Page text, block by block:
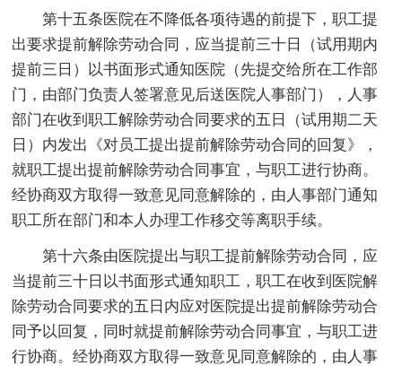
第十五条医院在不降低各项待遇的前提下，职工提
出要求提前解除劳动合同，应当提前三十日（试用期内
提前三日）以书面形式通知医院（先提交给所在工作部
门，由部门负责人签署意见后送医院人事部门），人事
部门在收到职工解除劳动合同要求的五日（试用期二天
日）内发出《对员工提出提前解除劳动合同的回复》，
就职工提出提前解除劳动合同事宜，与职工进行协商。
经协商双方取得一致意见同意解除的，由人事部门通知
职工所在部门和本人办理工作移交等离职手续。
第十六条由医院提出与职工提前解除劳动合同，应
当提前三十日以书面形式通知职工，职工在收到医院解
除劳动合同要求的五日内应对医院提出提前解除劳动合
同予以回复，同时就提前解除劳动合同事宜，与职工进
行协商。经协商双方取得一致意见同意解除的，由人事